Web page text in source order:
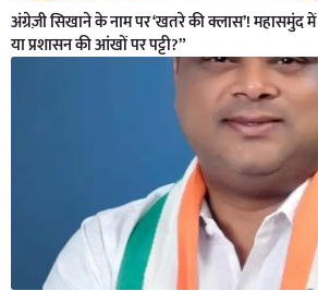
अंग्रेज़ी सिखाने के नाम पर ‘खतरे की क्लास’! महासमुंद
या प्रशासन की आंखों पर पट्टी?”